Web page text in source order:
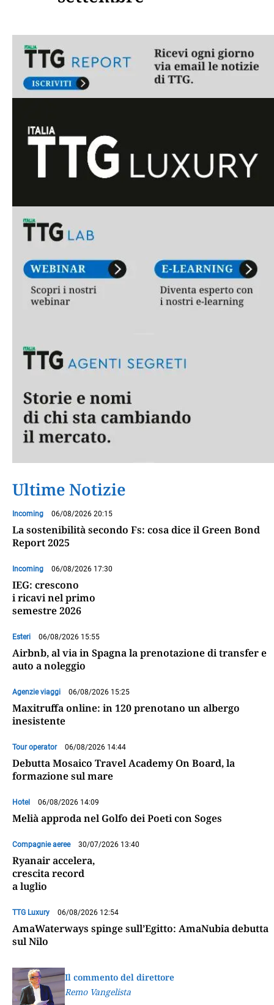
Ultime Notizie
Incoming 06/08/2026 20:15
La sostenibilità secondo Fs: cosa dice il Green Bond
Report 2025
Incoming 06/08/2026 17:30
IEG: crescono
i ricavi nel primo
semestre 2026
Esteri 06/08/2026 15:55
Airbnb, al via in Spagna la prenotazione di transfer e
auto a noleggio
Agenzie viaggi 06/08/2026 15:25
Maxitruffa online: in 120 prenotano un albergo
inesistente
Tour operator 06/08/2026 14:44
Debutta Mosaico Travel Academy On Board, la
formazione sul mare
Hotel 06/08/2026 14:09
Melià approda nel Golfo dei Poeti con Soges
Compagnie aeree 30/07/2026 13:40
Ryanair accelera,
crescita record
a luglio
TTG Luxury 06/08/2026 12:54
AmaWaterways spinge sull’Egitto: AmaNubia debutta
sul Nilo
Il commento del direttore
Remo Vangelista